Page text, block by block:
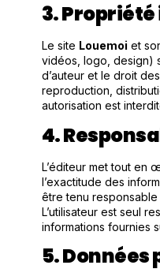
3.
Le site Louemoi et
vidéos, logo, design)
d’auteur et le droit
reproduction,
autorisation est
4.
L’éditeur met tout en
l’exactitude des
être tenu
L’utilisateur est seul
informations fournies
5.